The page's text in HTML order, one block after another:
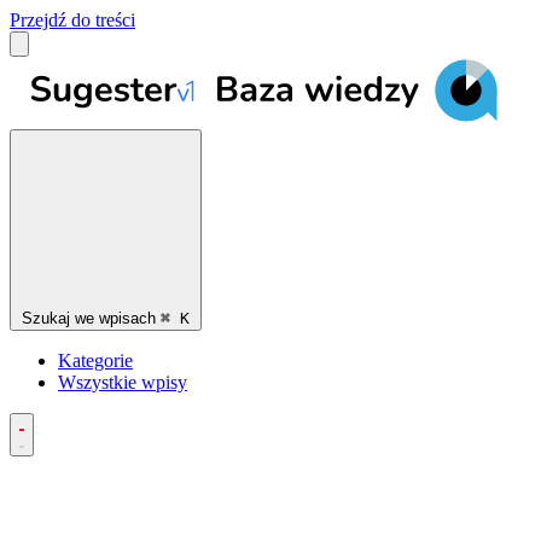
Przejdź do treści
Szukaj we wpisach ⌘ K
Kategorie
Wszystkie wpisy